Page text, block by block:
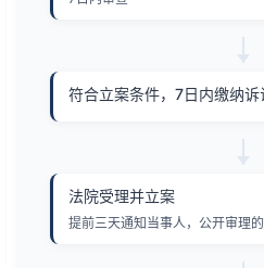
符合立案条件，7日内缴纳诉
法院受理并立案
提前三天通知当事人，公开审理